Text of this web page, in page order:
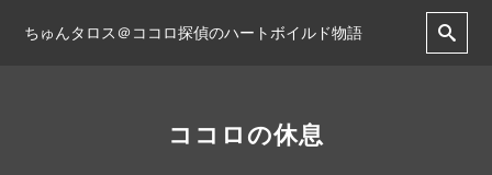
ちゅんタロス＠ココロ探偵のハートボイルド物語
ココロの休息